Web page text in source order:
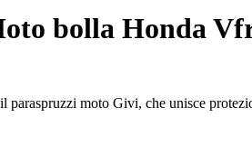
bolla Honda
paraspruzzi moto Givi, che unisce